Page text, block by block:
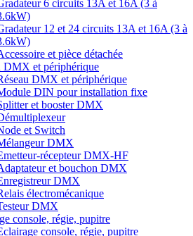
6 circuits 13A et 16A (3 à
12 et 24 circuits 13A et 16A (3 à
et pièce détachée
DMX et périphérique
DMX et périphérique
DIN pour installation fixe
et booster DMX
et Switch
DMX
récepteur DMX-HF
et bouchon DMX
DMX
électromécanique
DMX
console, régie, pupitre
console, régie, pupitre